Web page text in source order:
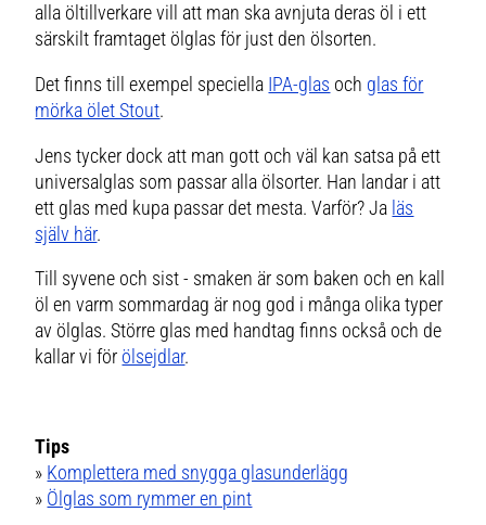
alla öltillverkare vill att man ska avnjuta deras öl i ett
särskilt framtaget ölglas för just den ölsorten.
Det finns till exempel speciella IPA-glas och glas för
mörka ölet Stout.
Jens tycker dock att man gott och väl kan satsa på ett
universalglas som passar alla ölsorter. Han landar i att
ett glas med kupa passar det mesta. Varför? Ja läs
själv här.
Till syvene och sist - smaken är som baken och en kall
öl en varm sommardag är nog god i många olika typer
av ölglas. Större glas med handtag finns också och de
kallar vi för ölsejdlar.
Tips
» Komplettera med snygga glasunderlägg
» Ölglas som rymmer en pint